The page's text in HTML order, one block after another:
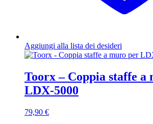
Aggiungi alla lista dei desideri
Toorx – Coppia staffe a
LDX-5000
79,90 €